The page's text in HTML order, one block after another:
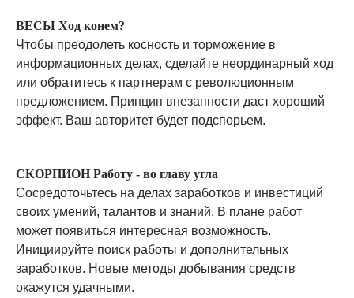
ВЕСЫ Ход конем?
Чтобы преодолеть косность и торможение в
информационных делах, сделайте неординарный ход
или обратитесь к партнерам с революционным
предложением. Принцип внезапности даст хороший
эффект. Ваш авторитет будет подспорьем.
СКОРПИОН Работу - во главу угла
Сосредоточьтесь на делах заработков и инвестиций
своих умений, талантов и знаний. В плане работ
может появиться интересная возможность.
Инициируйте поиск работы и дополнительных
заработков. Новые методы добывания средств
окажутся удачными.